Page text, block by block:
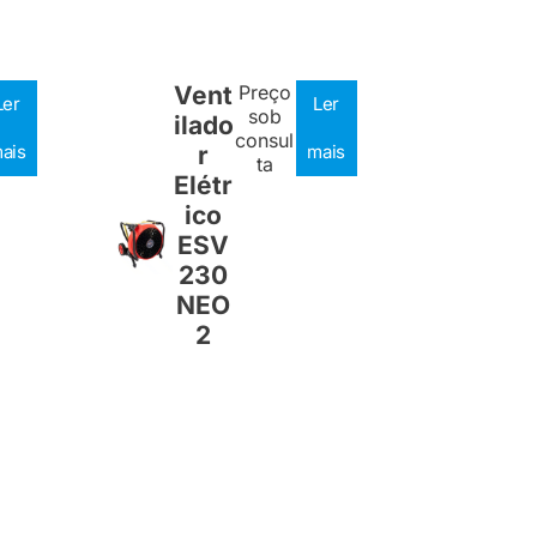
Vent
ilado
r
Elétr
ico
ESV
230
NEO
2
Preço
sob
consul
ta
Ler
mais